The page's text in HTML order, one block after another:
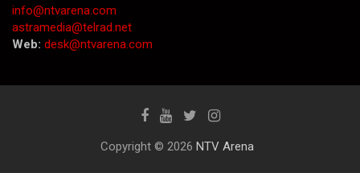
info@ntvarena.com
astramedia@telrad.net
Web: desk@ntvarena.com
Copyright © 2026 NTV Arena